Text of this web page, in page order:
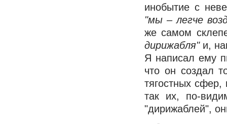
инобытие с
"мы – легче
же самом
дирижабля"и,
Я написал ему
что он создал
тягостных сфер,
так их, по-
"дирижаблей",